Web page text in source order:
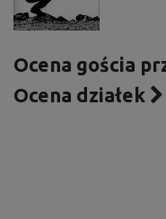
Ocena gościa
Ocena działek